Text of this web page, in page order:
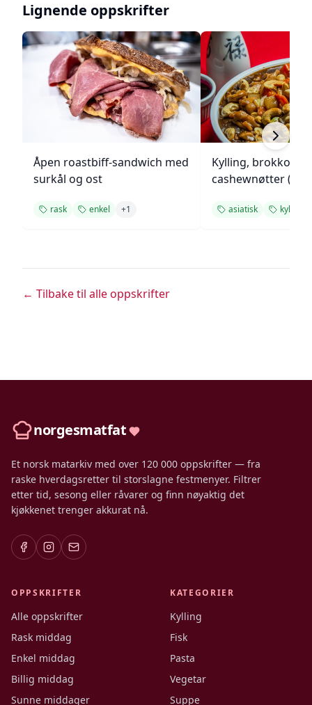
Lignende oppskrifter
Åpen roastbiff-sandwich med
surkål og ost
rask enkel +1
Kylling, brokkoli og
cashewnøtter
asiatisk kylling
← Tilbake til alle oppskrifter
norgesmatfat
Et norsk matarkiv med over 120 000 oppskrifter — fra
raske hverdagsretter til storslagne festmenyer. Filtrer
etter tid, sesong eller råvarer og finn nøyaktig det
kjøkkenet trenger akkurat nå.
OPPSKRIFTER
Alle oppskrifter
Rask middag
Enkel middag
Billig middag
Sunne middager
KATEGORIER
Kylling
Fisk
Pasta
Vegetar
Suppe